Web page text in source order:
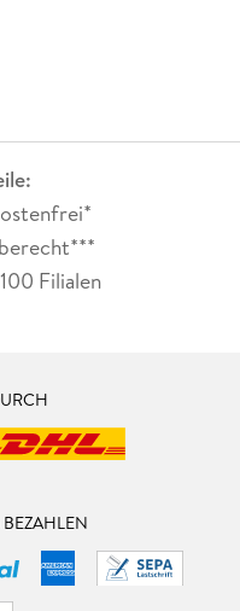
Filialen